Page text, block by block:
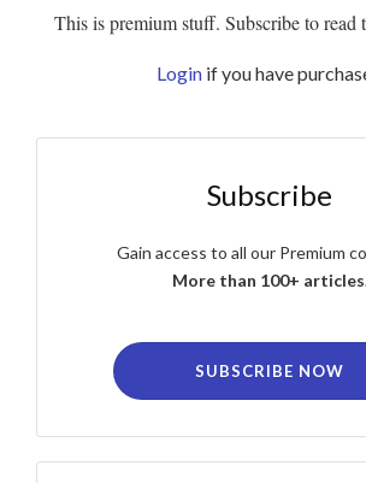
This is premium stuff. Subscribe to read
Login if you have
Subscribe
Gain access to all our Premium
More than 100+
SUBSCRIBE NOW